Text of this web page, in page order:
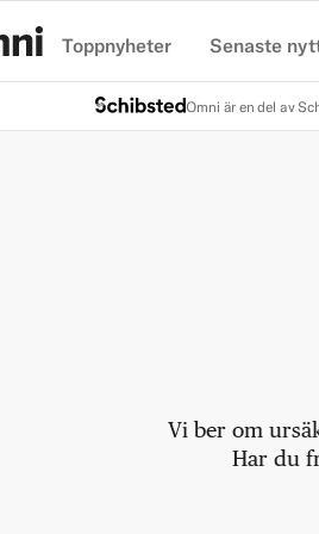
Toppnyheter Senaste
Omni är en del av
Vi ber om
Har du